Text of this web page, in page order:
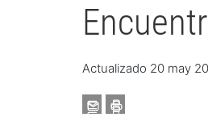
Actualizado 20 may